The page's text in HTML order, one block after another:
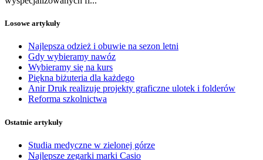
Losowe artykuły
Najlepsza odzież i obuwie na sezon letni
Gdy wybieramy nawóz
Wybieramy się na kurs
Piękna biżuteria dla każdego
Anir Druk realizuje projekty graficzne ulotek i folderów
Reforma szkolnictwa
Ostatnie artykuły
Studia medyczne w zielonej górze
Najlepsze zegarki marki Casio